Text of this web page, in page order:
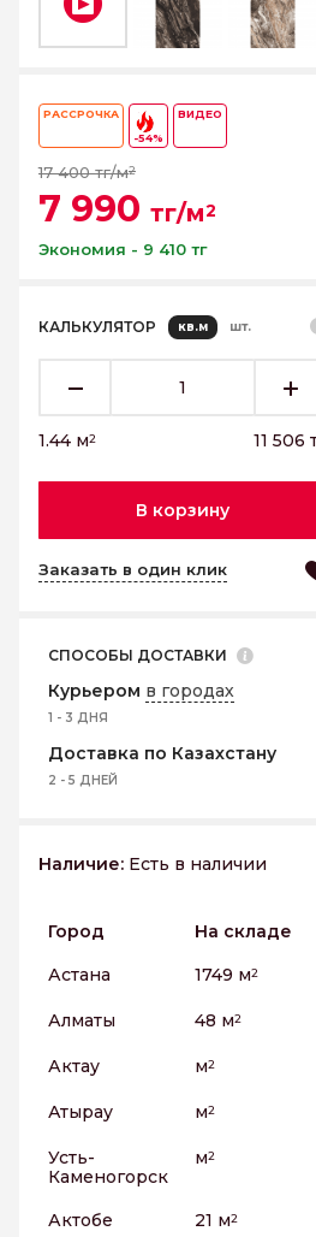
РАССРОЧКА
-54%
ВИДЕО
17 400 тг/м2
7 990 тг/м2
Экономия - 9 410 тг
КАЛЬКУЛЯТОР кв.м шт.
1.44 м2 11 506
В корзину
Заказать в один клик
СПОСОБЫ ДОСТАВКИ
Курьером в городах
1 - 3 ДНЯ
Доставка по Казахстану
2 - 5 ДНЕЙ
Наличие: Есть в наличии
Город На складе
Астана
1749 м2
Алматы 48 м2
Актау м2
Атырау м2
Усть-
Каменогорск
м2
Актобе 21 м2